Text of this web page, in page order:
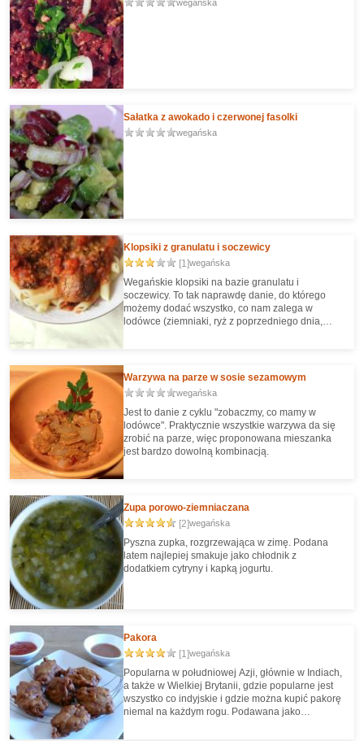
wegańska
Sałatka z awokado i czerwonej fasolki
wegańska
Klopsiki z granulatu i soczewicy
[1]wegańska
Wegańskie klopsiki na bazie granulatu i
soczewicy. To tak naprawdę danie, do którego
możemy dodać wszystko, co nam zalega w
lodówce (ziemniaki, ryż z poprzedniego dnia,
Warzywa na parze w sosie sezamowym
wegańska
Jest to danie z cyklu "zobaczmy, co mamy w
lodówce". Praktycznie wszystkie warzywa da się
zrobić na parze, więc proponowana mieszanka
jest bardzo dowolną kombinacją.
Zupa porowo-ziemniaczana
[2]wegańska
Pyszna zupka, rozgrzewająca w zimę. Podana
latem najlepiej smakuje jako chłodnik z
dodatkiem cytryny i kapką jogurtu.
Pakora
[1]wegańska
Popularna w południowej Azji, głównie w Indiach,
a także w Wielkiej Brytanii, gdzie popularne jest
wszystko co indyjskie i gdzie można kupić pakorę
niemal na każdym rogu. Podawana jako